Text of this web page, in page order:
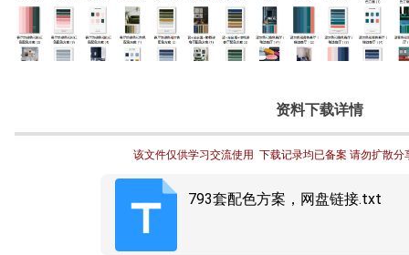
资料下载详情
该文件仅供学习交流使用  下载记录均已备案 请勿扩散分
793套配色方案，网盘链接.txt